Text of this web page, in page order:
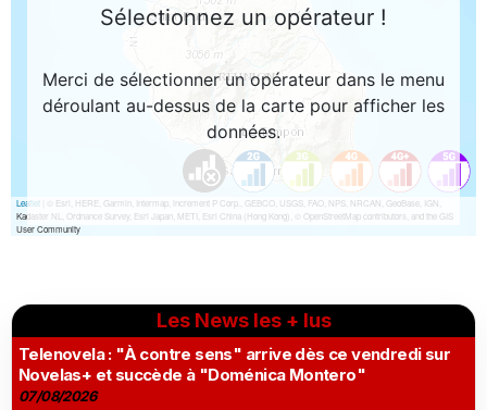
Les News les + lus
Telenovela : "À contre sens" arrive dès ce vendredi sur
Novelas+ et succède à "Doménica Montero"
07/08/2026